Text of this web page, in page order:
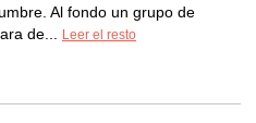
Al fondo un grupo de
de...
Leer el resto